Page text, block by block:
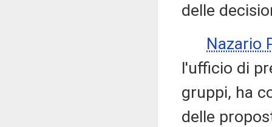
delle
Nazario
l'ufficio di
gruppi, ha
delle